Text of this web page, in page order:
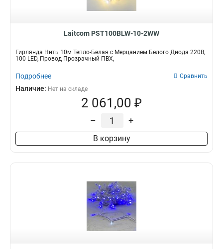
Laitcom PST100BLW-10-2WW
Гирлянда Нить 10м Тепло-Белая с Мерцанием Белого Диода 220В,
100 LED, Провод Прозрачный ПВХ,
Подробнее Сравнить
Наличие: Нет на складе
2 061,00 ₽
– +
В корзину